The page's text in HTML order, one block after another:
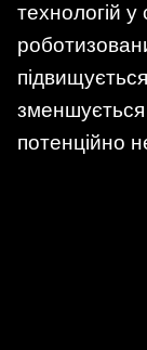
технологій
зменшується
потенційно